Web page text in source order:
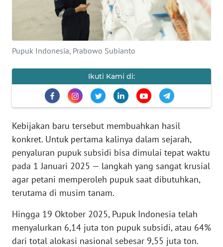
Pupuk Indonesia, Prabowo Subianto
Ikuti Kami di:
Kebijakan baru tersebut membuahkan hasil
konkret. Untuk pertama kalinya dalam sejarah,
penyaluran pupuk subsidi bisa dimulai tepat waktu
pada 1 Januari 2025 — langkah yang sangat krusial
agar petani memperoleh pupuk saat dibutuhkan,
terutama di musim tanam.
Hingga 19 Oktober 2025, Pupuk Indonesia telah
menyalurkan 6,14 juta ton pupuk subsidi, atau 64%
dari total alokasi nasional sebesar 9,55 juta ton.
TENTANG
KAMI
PEDOMAN
REDAKSI
KARIR
DISCLAIMER
Wahana
News
Regional